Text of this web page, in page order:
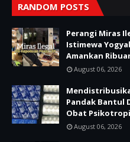
RANDOM POSTS
Perangi Miras
Istimewa
Amankan
August 06, 2026
Pandak Bantul
Obat
August 06, 2026